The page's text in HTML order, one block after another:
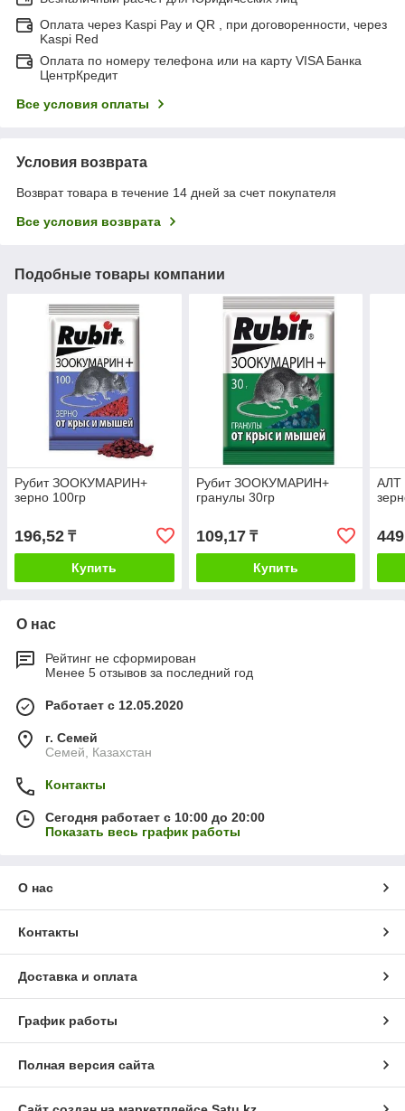
Оплата через Kaspi Pay и QR , при договоренности, через
Kaspi Red
Оплата по номеру телефона или на карту VISA Банка
ЦентрКредит
Все условия оплаты
Условия возврата
Возврат товара в течение 14 дней за счет покупателя
Все условия возврата
Подобные товары компании
Рубит ЗООКУМАРИН+
зерно 100гр
196,52 ₸
Купить
Рубит ЗООКУМАРИН+
гранулы 30гр
109,17₸
Купить
АЛТ
О нас
Рейтинг не сформирован
Менее 5 отзывов за последний год
Работает с 12.05.2020
г. Семей
Семей, Казахстан
Контакты
Сегодня работает с 10:00 до 20:00
Показать весь график работы
О нас
Контакты
Доставка и оплата
График работы
Полная версия сайта